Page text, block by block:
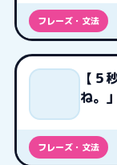
フレーズ・文法
【５
ね。」
フレーズ・文法